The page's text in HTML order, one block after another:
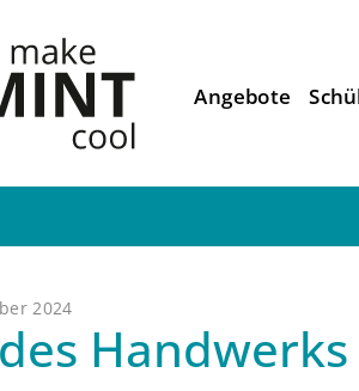
Angebote
2024